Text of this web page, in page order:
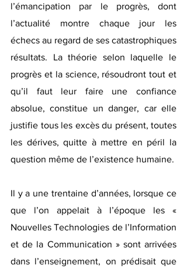
l’émancipation par le progrès, dont
l’actualité montre chaque jour les
échecs au regard de ses catastrophiques
résultats. La théorie selon laquelle le
progrès et la science, résoudront tout et
qu’il faut leur faire une confiance
absolue, constitue un danger, car elle
justifie tous les excès du présent, toutes
les dérives, quitte à mettre en péril la
question même de l’existence humaine.
Il y a une trentaine d’années, lorsque ce
que l’on appelait à l’époque les «
Nouvelles Technologies de l’Information
et de la Communication » sont arrivées
dans l’enseignement, on prédisait que